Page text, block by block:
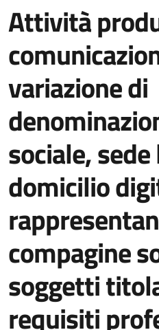
Attività
variazione di
sociale,
domicilio
compagine
soggetti
requisiti